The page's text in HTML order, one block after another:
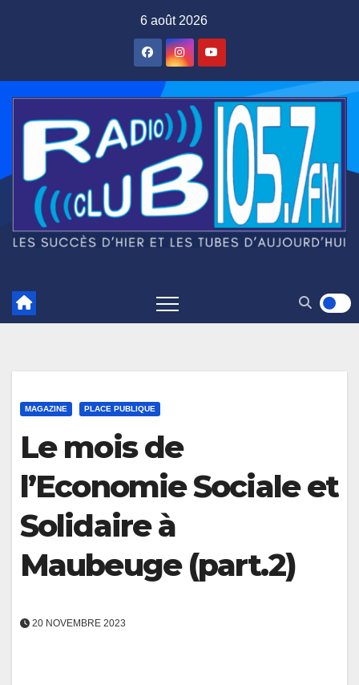
6 août 2026
MAGAZINE PLACE PUBLIQUE
Le mois de
l’Economie Sociale et
Solidaire à
Maubeuge (part.2)
20 NOVEMBRE 2023